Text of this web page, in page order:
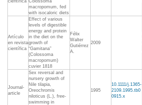
científica Colossoma
macropomum, fed
with isocaloric diets
Artículo
en revista
científica
Effect of various
levels of digestible
energy and protein
in the diet on the
growth of
“Gamitana”
(Colossoma
macropomum)
cuvier 1818
Félix
Walter
Gutiérrez
A.
2009
Journal-
article
Sex reversal and
nursery growth of
Nile tilapia,
Oreochromis
niloticus (L.), free‐
swimming in
1995
10.1111/j.1365-
2109.1995.tb0
0915.x